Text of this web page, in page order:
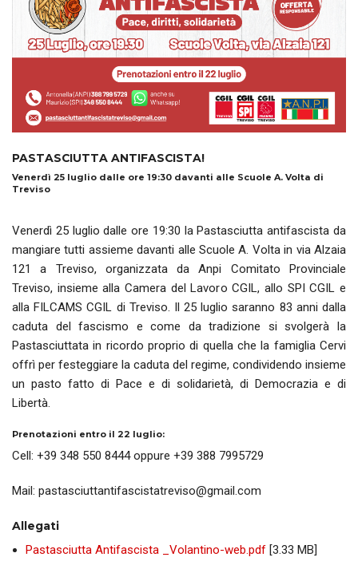
PASTASCIUTTA ANTIFASCISTA!
Venerdì 25 luglio dalle ore 19:30 davanti alle Scuole A. Volta di
Treviso
Venerdì 25 luglio dalle ore 19:30 la Pastasciutta antifascista da
mangiare tutti assieme davanti alle Scuole A. Volta in via Alzaia
121 a Treviso, organizzata da Anpi Comitato Provinciale
Treviso, insieme alla Camera del Lavoro CGIL, allo SPI CGIL e
alla FILCAMS CGIL di Treviso. Il 25 luglio saranno 83 anni dalla
caduta del fascismo e come da tradizione si svolgerà la
Pastasciuttata in ricordo proprio di quella che la famiglia Cervi
offrì per festeggiare la caduta del regime, condividendo insieme
un pasto fatto di Pace e di solidarietà, di Democrazia e di
Libertà.
Prenotazioni entro il 22 luglio:
Cell: +39 348 550 8444 oppure +39 388 7995729
Mail: pastasciuttantifascistatreviso@gmail.com
Allegati
Pastasciutta Antifascista _Volantino-web.pdf[3.33 MB]